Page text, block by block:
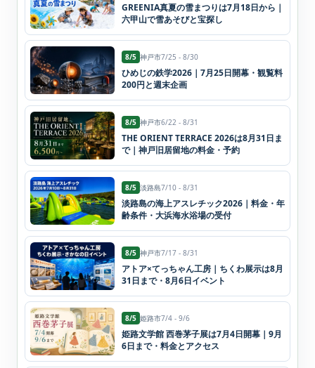
GREENIA真夏の雪まつりは7月18日から｜
六甲山で雪あそびと宝探し
8/5 神戸市7/25 - 8/30
ひめじの鉄学2026｜7月25日開幕・観覧料
200円と週末企画
8/5 神戸市6/22 - 8/31
THE ORIENT TERRACE 2026は8月31日ま
で｜神戸旧居留地の料金・予約
8/5 淡路島7/10 - 8/31
淡路島の海上アスレチック2026｜料金・年
齢条件・大浜海水浴場の受付
8/5 神戸市7/17 - 8/31
アトア×てっちゃん工房｜ちくわ展示は8月
31日まで・8月6日イベント
8/5 姫路市7/4 - 9/6
姫路文学館 西巻茅子展は7月4日開幕｜9月
6日まで・料金とアクセス